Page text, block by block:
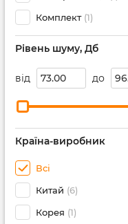
Комплект (1)
Рівень шуму, Дб
від до
Країна-виробник
Всі
Китай (6)
Корея (1)